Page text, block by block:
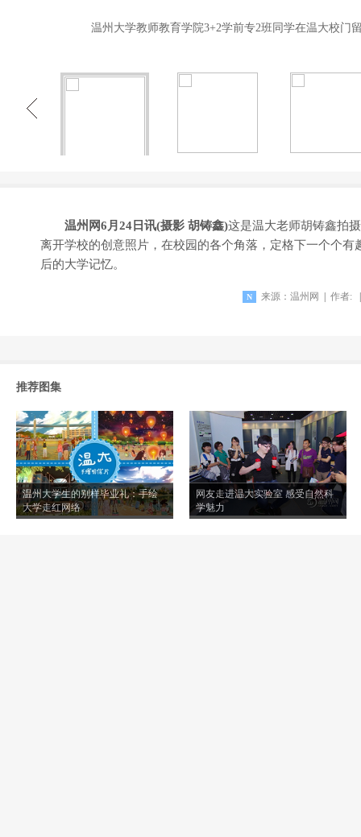
温州大学教师教育学院3+2学前专2班同学在温大校门
温州网6月24日讯(摄影 胡铸鑫)这是温大老师胡铸鑫拍
离开学校的创意照片，在校园的各个角落，定格下一个个有
后的大学记忆。
N 来源： 温州网 作者:
推荐图集
温州大学生的别样毕业礼：手绘
大学走红网络
网友走进温大实验室 感受自然科
学魅力